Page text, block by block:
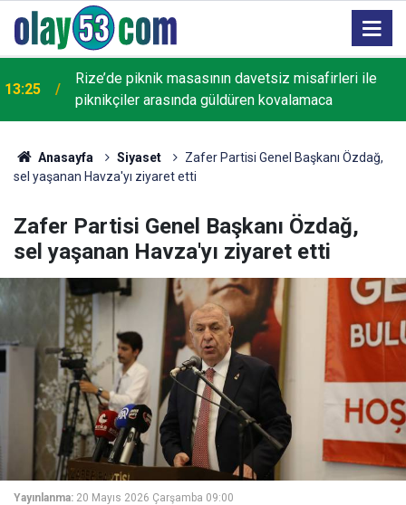
13:25
Rize’de piknik masasının davetsiz misafirleri ile
piknikçiler arasında güldüren kovalamaca
Anasayfa Siyaset
Zafer Partisi Genel Başkanı Özdağ,
sel yaşanan Havza'yı ziyaret etti
Zafer Partisi Genel Başkanı Özdağ,
sel yaşanan Havza'yı ziyaret etti
Yayınlanma: 20 Mayıs 2026 Çarşamba 09:00